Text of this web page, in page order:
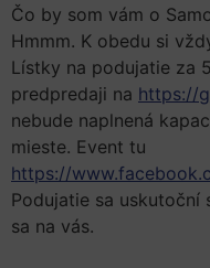
Čo by som vám o
Hmmm. K obedu si
Lístky na podujatie za
predpredaji na https://
nebude naplnená
mieste. Event tu
https://
Podujatie sa uskutoční
sa na vás.